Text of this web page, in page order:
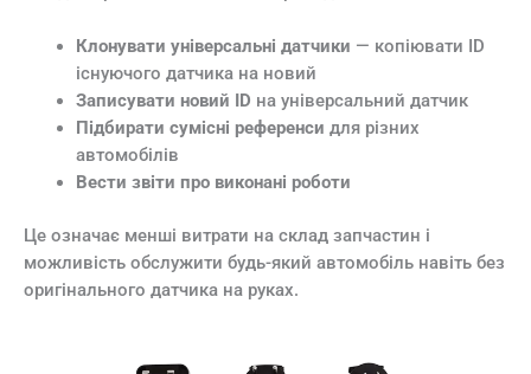
Клонувати універсальні датчики — копіювати ID
існуючого датчика на новий
Записувати новий ID на універсальний датчик
Підбирати сумісні референси для різних
автомобілів
Вести звіти про виконані роботи
Це означає менші витрати на склад запчастин і
можливість обслужити будь-який автомобіль навіть без
оригінального датчика на руках.